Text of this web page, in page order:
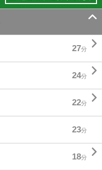

27分 
24分 
22分 
23分
18分 